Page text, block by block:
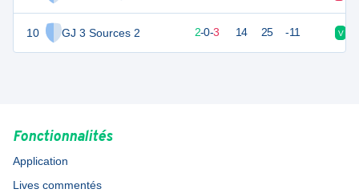
10 GJ 3 Sources 2 2-0-3 14 25 -11 V
Fonctionnalités
Application
Lives commentés